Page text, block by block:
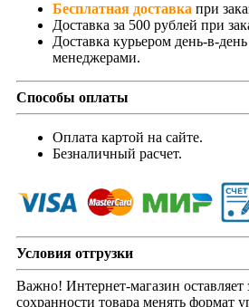
Бесплатная доставка при
Доставка за 500 рублей при
Доставка курьером день-в-
менеджерами.
Способы оплаты
Оплата картой на сайте.
Безналичный расчет.
Условия отгрузки
Важно! Интернет-магазин оставляет
сохранности товара менять формат